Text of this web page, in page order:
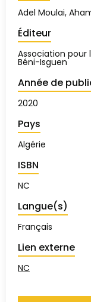
Adel Moulai,
Éditeur
Association pour
Béni-Isguen
Année de
2020
Pays
Algérie
ISBN
NC
Langue(s)
Français
Lien externe
NC